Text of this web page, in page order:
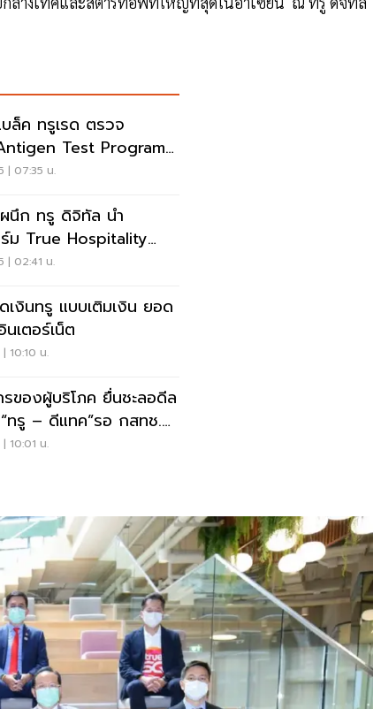
ล็ค ทรูเรด ตรวจ
Test Program”
| 07:35 น.
ผนึก ทรู ดิจิทัล นำ
ม True Hospitality
ห้บริการลูกค้า
| 02:41 น.
เงินทรู แบบเติมเงิน ยอด
เตอร์เน็ต
10:10 น.
ของผู้บริโภค ยื่นชะลอดีล
ทรู – ดีแทค”รอ กสทช.
สิน
10:01 น.